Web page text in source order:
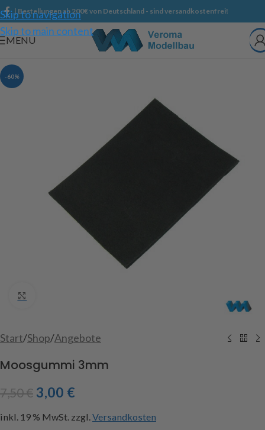
Skip to navigation
Skip to main content
| Bestellungen ab 200€ von Deutschland - sind versandkostenfrei!
MENU
-60%
Start/Shop/Angebote
Moosgummi 3mm
7,50€ 3,00 €
inkl. 19 % MwSt. zzgl.Versandkosten